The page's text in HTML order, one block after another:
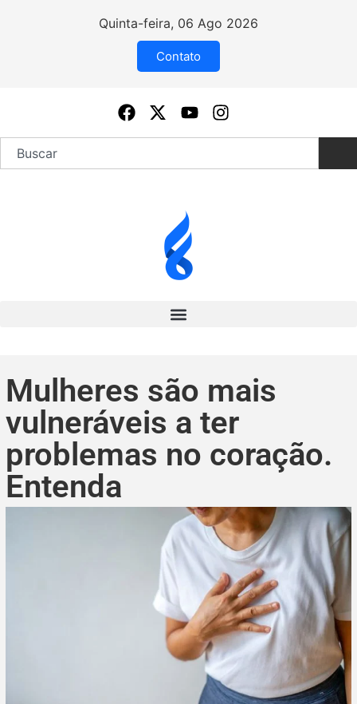
Quinta-feira, 06 Ago 2026
Contato
Mulheres são mais
vulneráveis a ter
problemas no coração.
Entenda